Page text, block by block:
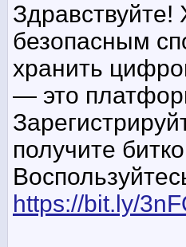
безопасным
хранить
— это
получите
https://bit.ly/